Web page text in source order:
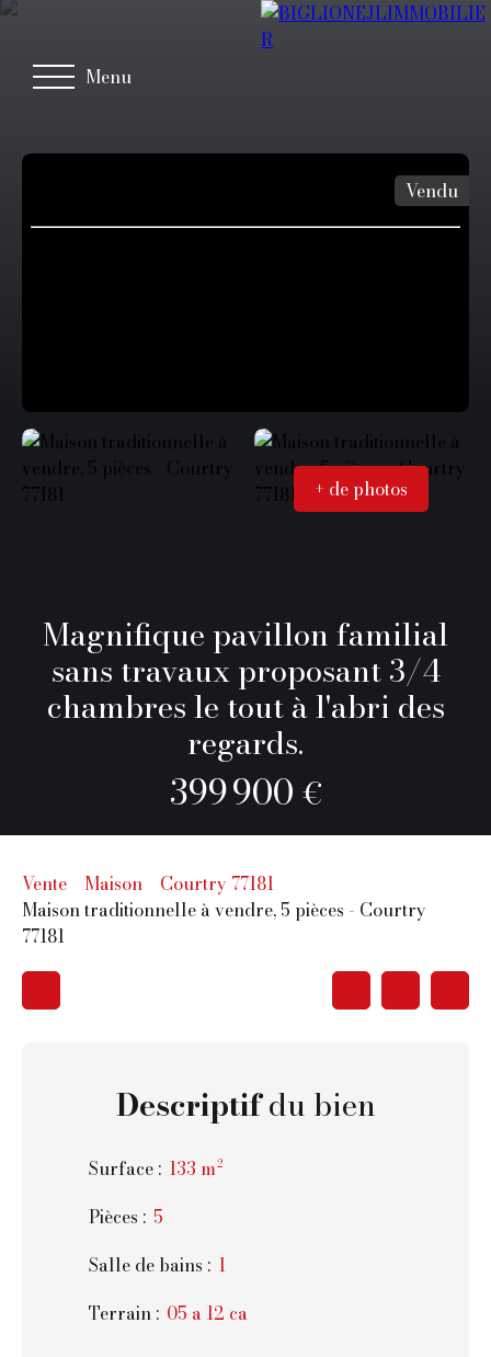
Menu
Vendu
+ de photos
Magnifique pavillon familial
sans travaux proposant 3/4
chambres le tout à l'abri des
regards.
399 900 €
Vente Maison
Courtry 77181
Maison traditionnelle à vendre, 5 pièces - Courtry
77181
Descriptifdu bien
Surface : 133 m²
Pièces : 5
Salle de bains : 1
Terrain : 05 a 12 ca